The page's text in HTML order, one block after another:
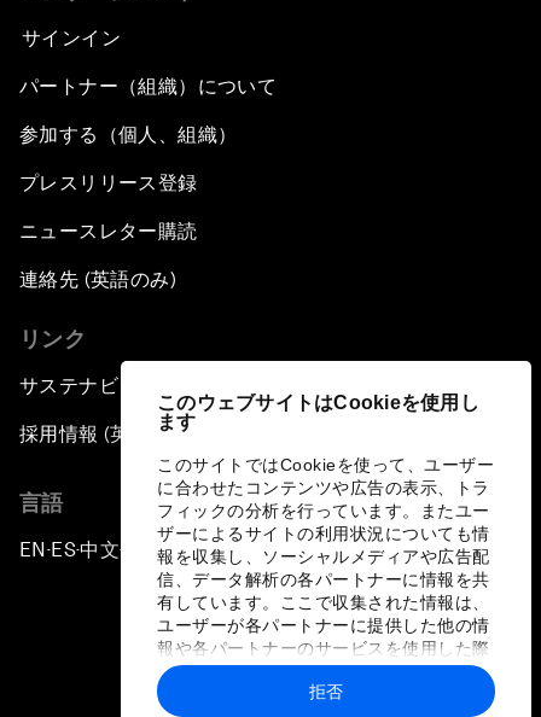
このウェブサイトはCookieを使用し
ます
このサイトではCookieを使って、ユーザー
に合わせたコンテンツや広告の表示、トラ
フィックの分析を行っています。またユー
ザーによるサイトの利用状況についても情
報を収集し、ソーシャルメディアや広告配
信、データ解析の各パートナーに情報を共
有しています。ここで収集された情報は、
ユーザーが各パートナーに提供した他の情
報や各パートナーのサービスを使用した際
に収集された情報と組み合わされ、各パー
トナーによって使用されることがありま
拒否
サインイン
パートナー（組織）について
参加する（個人、組織）
プレスリリース登録
ニュースレター購読
連絡先 (英語のみ)
リンク
サステナビリティへの取り組み
採用情報 (英語のみ)
言語
EN ▪ ES▪中文▪ 日本語